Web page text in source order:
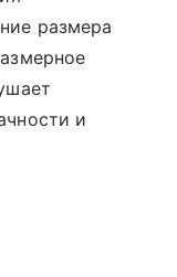
размера
и